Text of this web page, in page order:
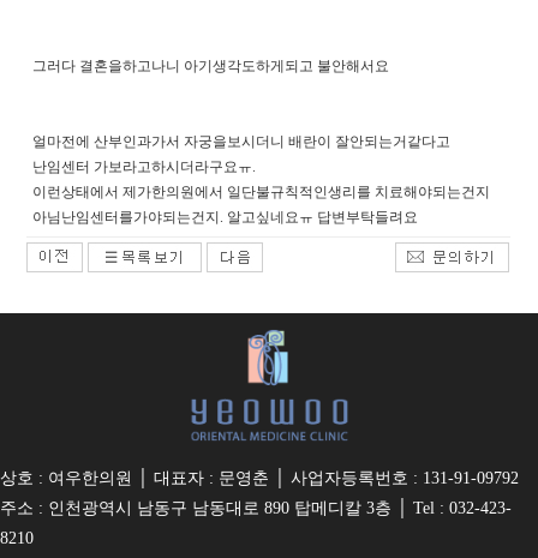
그러다 결혼을하고나니 아기생각도하게되고 불안해서요
얼마전에 산부인과가서 자궁을보시더니 배란이 잘안되는거같다고
난임센터 가보라고하시더라구요ㅠ.
이런상태에서 제가한의원에서 일단불규칙적인생리를 치료해야되는건지
아님난임센터를가야되는건지. 알고싶네요ㅠ 답변부탁들려요
상호 : 여우한의원 │ 대표자 : 문영춘 │ 사업자등록번호 : 131-91-09792
주소 : 인천광역시 남동구 남동대로 890 탑메디칼 3층 │ Tel : 032-423-
8210